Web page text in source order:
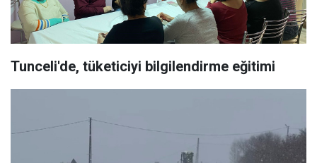
Tunceli'de, tüketiciyi bilgilendirme eğitimi